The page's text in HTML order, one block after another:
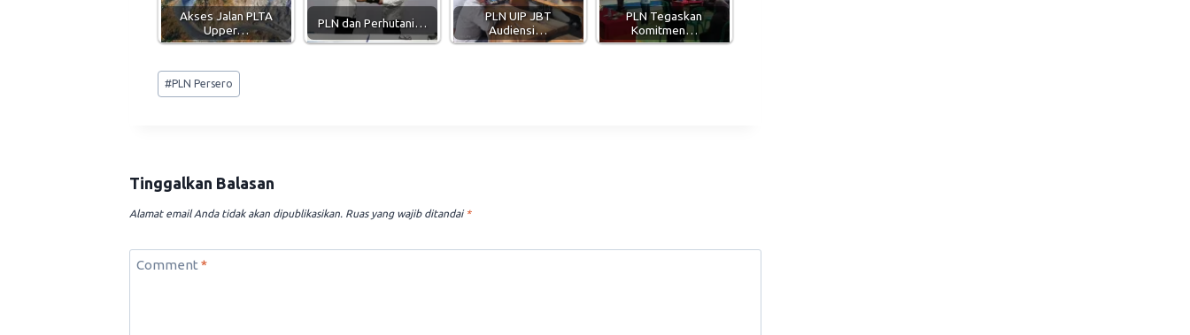
Akses Jalan PLTA
Upper…
PLN dan Perhutani…
PLN UIP JBT
Audiensi…
PLN Tegaskan
Komitmen…
Post
Tags:
#PLN Persero
Tinggalkan Balasan
Alamat email Anda tidak akan dipublikasikan. Ruas yang wajib ditandai *
Comment *